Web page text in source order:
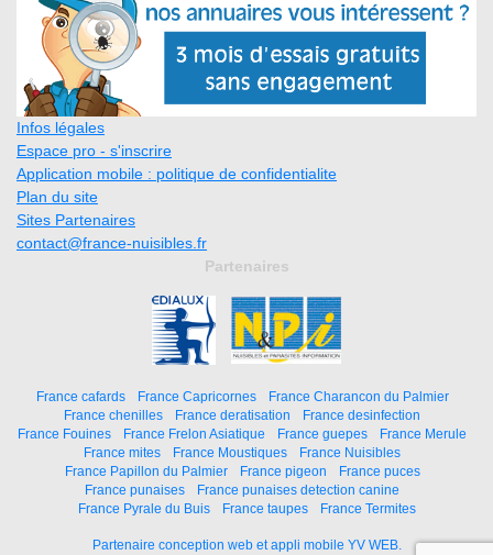
Infos légales
Espace pro - s'inscrire
Application mobile : politique de confidentialite
Plan du site
Sites Partenaires
contact@france-nuisibles.fr
Partenaires
France cafards France Capricornes
France Charancon du Palmier
France chenilles
France deratisation
France desinfection
France Fouines
France Frelon Asiatique France guepes
France Merule
France mites
France Moustiques
France Nuisibles
France Papillon du Palmier
France pigeon
France puces
France punaises
France punaises detection canine
France Pyrale du Buis
France taupes France Termites
Partenaire conception web et appli mobile YV WEB.